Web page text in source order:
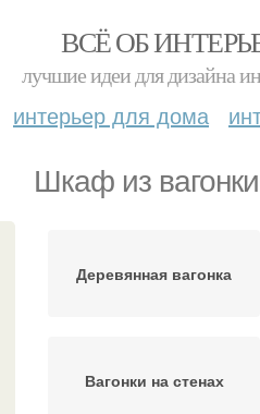
ВСЁ ОБ
лучшие идеи для дизайна
интерьер для дома
Шкаф из вагонки
Деревянная вагонка
Вагонки на стенах